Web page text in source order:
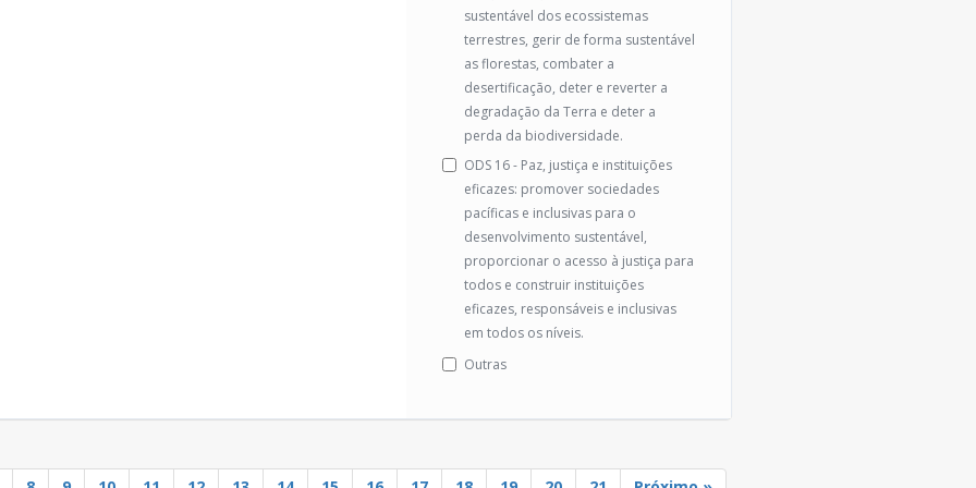
sustentável dos ecossistemas
terrestres, gerir de forma sustentável
as florestas, combater a
desertificação, deter e reverter a
degradação da Terra e deter a
perda da biodiversidade.
ODS 16 - Paz, justiça e instituições
eficazes: promover sociedades
pacíficas e inclusivas para o
desenvolvimento sustentável,
proporcionar o acesso à justiça para
todos e construir instituições
eficazes, responsáveis e inclusivas
em todos os níveis.
Outras